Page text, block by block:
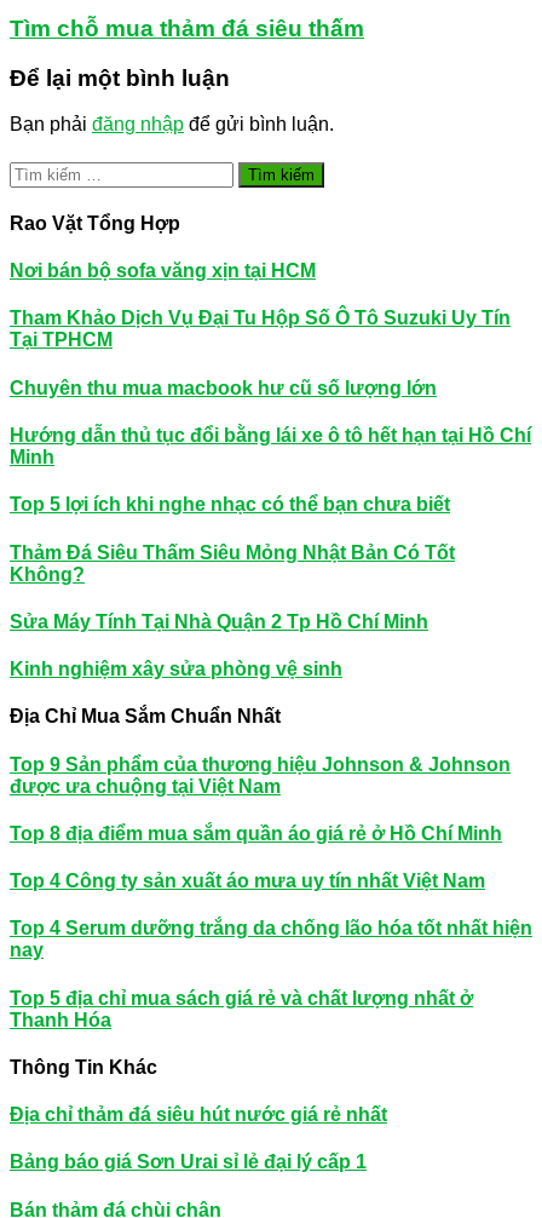
Tìm chỗ mua thảm đá siêu thấm
Để lại một bình luận
Bạn phải đăng nhập để gửi bình luận.
Tìm
kiếm
cho:
Rao Vặt Tổng Hợp
Nơi bán bộ sofa văng xịn tại HCM
Tham Khảo Dịch Vụ Đại Tu Hộp Số Ô Tô Suzuki Uy Tín
Tại TPHCM
Chuyên thu mua macbook hư cũ số lượng lớn
Hướng dẫn thủ tục đổi bằng lái xe ô tô hết hạn tại Hồ Chí
Minh
Top 5 lợi ích khi nghe nhạc có thể bạn chưa biết
Thảm Đá Siêu Thấm Siêu Mỏng Nhật Bản Có Tốt
Không?
Sửa Máy Tính Tại Nhà Quận 2 Tp Hồ Chí Minh
Kinh nghiệm xây sửa phòng vệ sinh
Địa Chỉ Mua Sắm Chuẩn Nhất
Top 9 Sản phẩm của thương hiệu Johnson & Johnson
được ưa chuộng tại Việt Nam
Top 8 địa điểm mua sắm quần áo giá rẻ ở Hồ Chí Minh
Top 4 Công ty sản xuất áo mưa uy tín nhất Việt Nam
Top 4 Serum dưỡng trắng da chống lão hóa tốt nhất hiện
nay
Top 5 địa chỉ mua sách giá rẻ và chất lượng nhất ở
Thanh Hóa
Thông Tin Khác
Địa chỉ thảm đá siêu hút nước giá rẻ nhất
Bảng báo giá Sơn Urai sỉ lẻ đại lý cấp 1
Bán thảm đá chùi chân